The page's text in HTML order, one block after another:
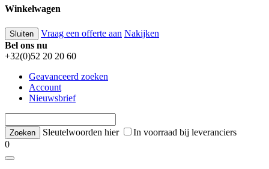
Winkelwagen
Sluiten Vraag een offerte aan Nakijken
Bel ons nu
+32(0)52 20 20 60
Geavanceerd zoeken
Account
Nieuwsbrief
Sleutelwoorden hier
In voorraad bij leveranciers
0